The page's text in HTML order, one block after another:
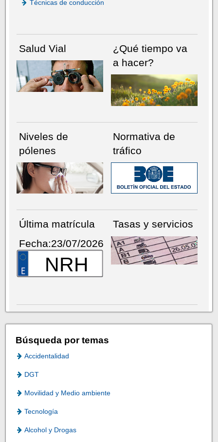
Técnicas de conducción
Salud Vial
¿Qué tiempo va
a hacer?
Niveles de
pólenes
Normativa de
tráfico
Última matrícula
Fecha:23/07/2026
NRH
Tasas y servicios
Búsqueda por temas
Accidentalidad
DGT
Movilidad y Medio ambiente
Tecnología
Alcohol y Drogas